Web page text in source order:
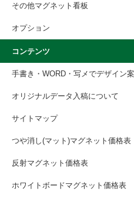
その他マグネット看板
オプション
コンテンツ
手書き・WORD・写メでデザイン
オリジナルデータ入稿について
サイトマップ
つや消し(マット)マグネット価格表
反射マグネット価格表
ホワイトボードマグネット価格表